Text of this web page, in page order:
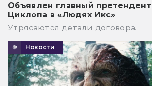
Объявлен главный
Циклопа в «Людях Икс»
Утрясаются детали договора.
Новости